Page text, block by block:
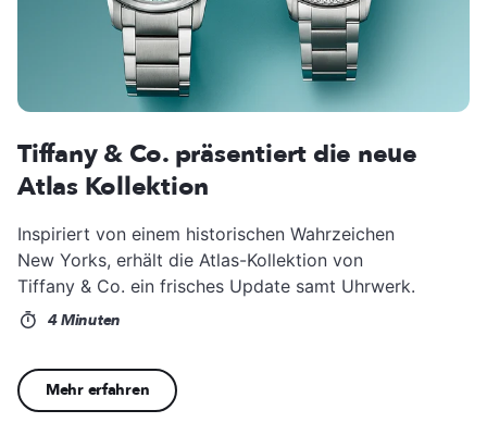
Tiffany & Co. präsentiert die neue
Atlas Kollektion
Inspiriert von einem historischen Wahrzeichen
New Yorks, erhält die Atlas-Kollektion von
Tiffany & Co. ein frisches Update samt Uhrwerk.
4 Minuten
Mehr erfahren